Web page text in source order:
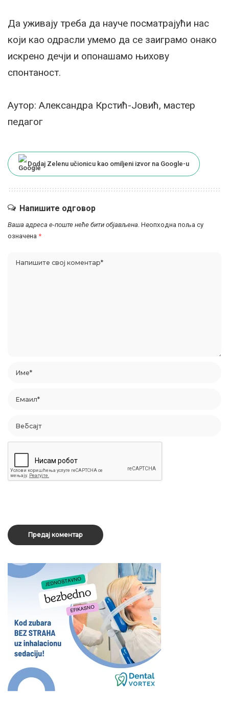
Да уживају треба да науче посматрајући нас
који као одрасли умемо да се заиграмо онако
искрено дечји и опонашамо њихову
спонтаност.
Аутор: Александра Крстић-Јовић, мастер
педагог
Dodaj Zelenu učionicu kao omiljeni izvor na Google-u
Напишите одговор
Ваша адреса е-поште неће бити објављена. Неопходна поља су
означена *